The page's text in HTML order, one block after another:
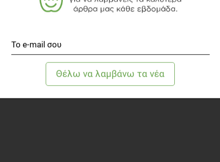
ΔΙΑΤΡΟΦΗ ΥΓΕΙΑ ΔΙΑΓΩΝΙΣΜΟΣ
Προβολή